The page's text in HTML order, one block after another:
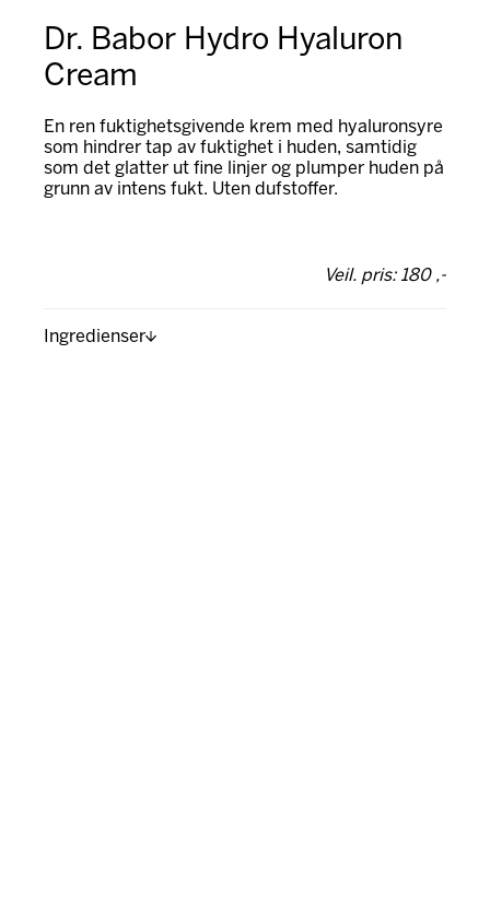
Dr. Babor Hydro Hyaluron
Cream
En ren fuktighetsgivende krem med hyaluronsyre
som hindrer tap av fuktighet i huden, samtidig
som det glatter ut fine linjer og plumper huden på
grunn av intens fukt. Uten dufstoffer.
Veil. pris: 180 ,-
Ingredienser